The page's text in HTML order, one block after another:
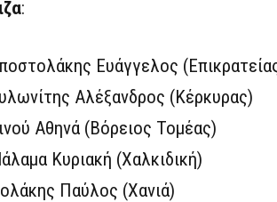
:
Ευάγγελος
Αλέξανδρος (Κέρκυρας)
Αθηνά (Βόρειος Τομέας)
Κυριακή (Χαλκιδική)
Παύλος (Χανιά)